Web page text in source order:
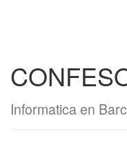
Informatica en